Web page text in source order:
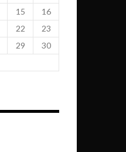
15
16
22
23
29
30